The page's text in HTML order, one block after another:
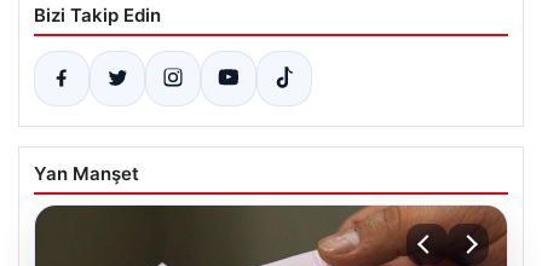
Bizi Takip Edin
Yan Manşet